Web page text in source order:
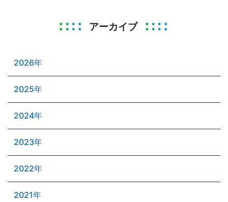
アーカイブ
2026年
2025年
2024年
2023年
2022年
2021年